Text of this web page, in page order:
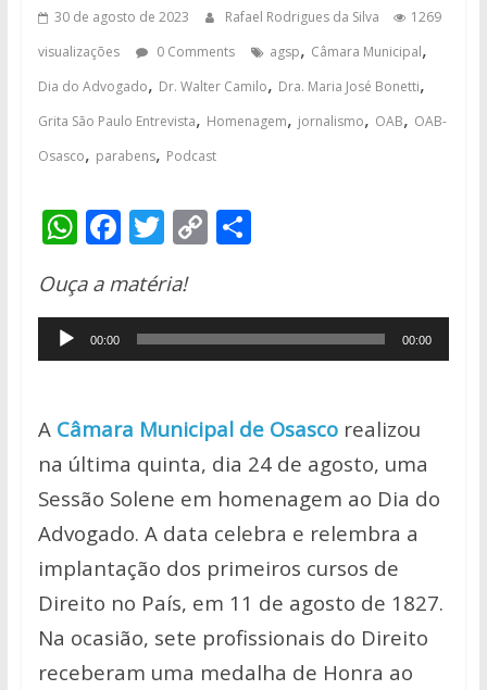
30 de agosto de 2023 Rafael Rodrigues da Silva
1269
visualizações
0 Comments agsp, Câmara Municipal,
Dia do Advogado, Dr. Walter Camilo, Dra. Maria José Bonetti,
Grita São Paulo Entrevista, Homenagem, jornalismo, OAB, OAB-
Osasco, parabens, Podcast
W
at
s
A
p
F
e
b
o
k
T
itt
er
C
y
Li
k
S
e
Ouça a matéria!
Tocador
de
00:00 00:00
A Câmara Municipal de Osascorealizou
na última quinta, dia 24 de agosto, uma
Sessão Solene em homenagem ao Dia do
Advogado. A data celebra e relembra a
implantação dos primeiros cursos de
Direito no País, em 11 de agosto de 1827.
Na ocasião, sete profissionais do Direito
receberam uma medalha de Honra ao